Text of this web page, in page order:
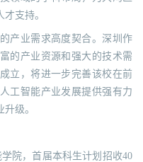
支持。
产业需求高度契合。深圳作
的产业资源和强大的技术需
立，将进一步完善该校在前
工智能产业发展提供强有力
级。
院，首届本科生计划招收40